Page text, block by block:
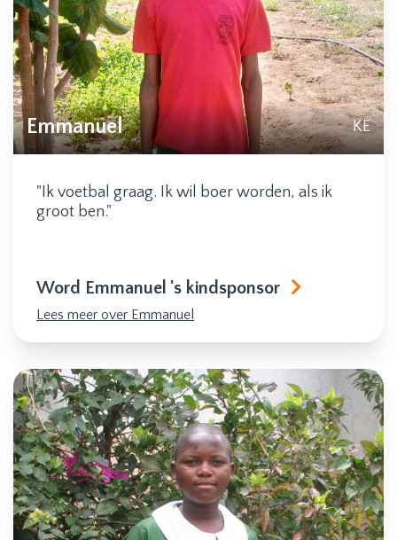
Emmanuel KE
"Ik voetbal graag. Ik wil boer worden, als ik
groot ben."
Word Emmanuel 's kindsponsor
Lees meer over Emmanuel